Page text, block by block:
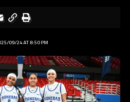
09/24 AT 8:50 PM